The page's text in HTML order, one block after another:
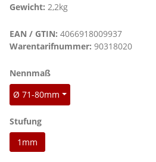
Gewicht: 2,2kg
EAN / GTIN: 4066918009937
Warentarifnummer: 90318020
Nennmaßauswählen
Ø 71-80mm
Stufungauswählen
1mm